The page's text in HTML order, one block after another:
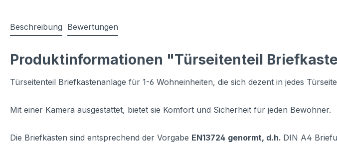
Beschreibung Bewertungen
Produktinformationen "Türseitenteil
Türseitenteil Briefkastenanlage für 1-6 Wohneinheiten, die sich dezent in jedes
Mit einer Kamera ausgestattet, bietet sie Komfort und Sicherheit für jeden Bewohner.
Die Briefkästen sind entsprechend der Vorgabe EN13724 genormt, d.h. DIN A4